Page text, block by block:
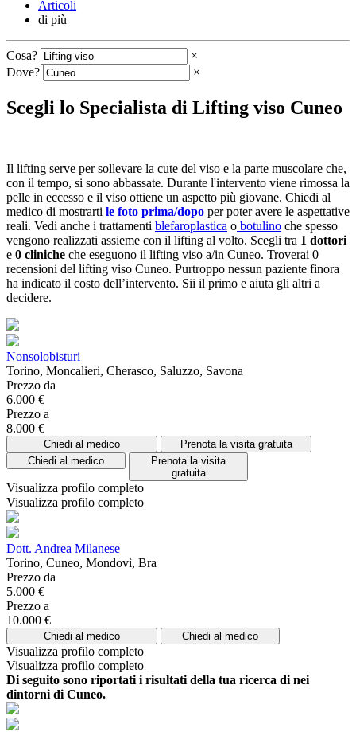
Articoli
di più
Cosa?
×
Dove?
×
Scegli lo Specialista di Lifting viso Cuneo
Il lifting serve per sollevare la cute del viso e la parte muscolare che,
con il tempo, si sono abbassate. Durante l'intervento viene rimossa la
pelle in eccesso e il viso ottiene un aspetto più giovane. Chiedi al
medico di mostrarti le foto prima/dopo per poter avere le aspettative
reali. Vedi anche i trattamenti blefaroplastica o botulino che spesso
vengono realizzati assieme con il lifting al volto. Scegli tra 1 dottori
e 0 cliniche che eseguono il lifting viso a/in Cuneo. Troverai 0
recensioni del lifting viso Cuneo. Purtroppo nessun paziente finora
ha indicato il costo dell’intervento. Sii il primo e aiuta gli altri a
decidere.
Nonsolobisturi
Torino, Moncalieri, Cherasco, Saluzzo, Savona
Prezzo da
6.000 €
Prezzo a
8.000 €
Chiedi al medico
Prenota la visita gratuita
Chiedi al medico
Prenota la visita
gratuita
Visualizza profilo completo
Visualizza profilo completo
Dott. Andrea Milanese
Torino, Cuneo, Mondovì, Bra
Prezzo da
5.000 €
Prezzo a
10.000 €
Chiedi al medico Chiedi al medico
Visualizza profilo completo
Visualizza profilo completo
Di seguito sono riportati i risultati della tua ricerca di nei
dintorni di Cuneo.